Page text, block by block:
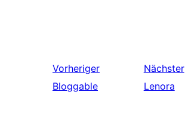
Vorheriger
Bloggable
Nächster
Lenora